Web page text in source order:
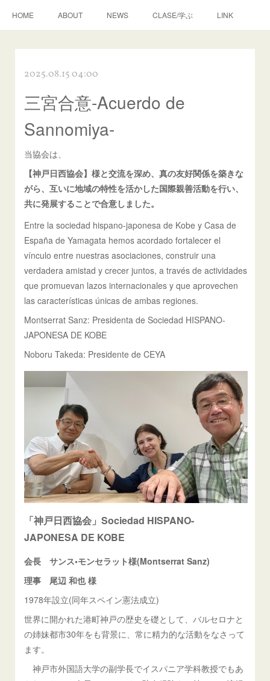
HOME ABOUT NEWS CLASE/学ぶ LINK
2025.08.15 04:00
三宮合意-Acuerdo de
Sannomiya-
当協会は、
【神戸日西協会】様と交流を深め、真の友好関係を築きな
がら、互いに地域の特性を活かした国際親善活動を行い、
共に発展することで合意しました。
Entre la sociedad hispano-japonesa de Kobe y Casa de
España de Yamagata hemos acordado fortalecer el
vínculo entre nuestras asociaciones, construir una
verdadera amistad y crecer juntos, a través de actividades
que promuevan lazos internacionales y que aprovechen
las características únicas de ambas regiones.
Montserrat Sanz: Presidenta de Sociedad HISPANO-
JAPONESA DE KOBE
Noboru Takeda: Presidente de CEYA
「神戸日西協会」Sociedad HISPANO-
JAPONESA DE KOBE
会長 サンス•モンセラット様(Montserrat Sanz)
理事 尾辺 和也 様
1978年設立(同年スペイン憲法成立)
世界に開かれた港町神戸の歴史を礎として、バルセロナと
の姉妹都市30年をも背景に、常に精力的な活動をなさって
ます。
神戸市外国語大学の副学長でイスパニア学科教授でもあ